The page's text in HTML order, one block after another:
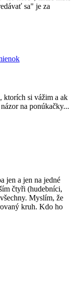
sa" je za
ktorích si vážim a ak
na ponúkačky...
jen a jen na jedné
čtyři (hudebníci,
Myslím, že
kruh. Kdo ho